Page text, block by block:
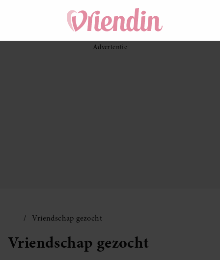
Vriendschap gezocht
Vriendschap gezocht